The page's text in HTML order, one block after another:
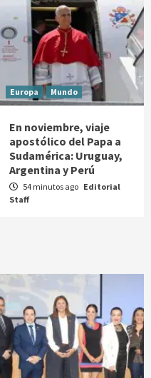
Europa Mundo
En noviembre, viaje
apostólico del Papa a
Sudamérica: Uruguay,
Argentina y Perú
54 minutos ago Editorial
Staff